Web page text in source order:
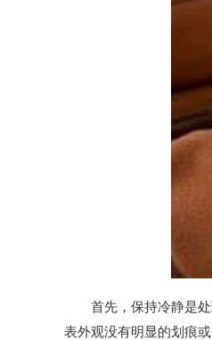
首先，保持冷静是处
表外观没有明显的划痕